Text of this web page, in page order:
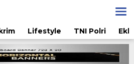
Lifestyle TNI Polri